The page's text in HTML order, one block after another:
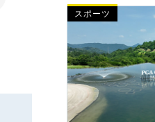
スポーツ